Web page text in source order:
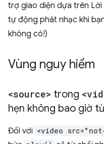
trợ giao diện dựa trên Lời
tự động phát nhạc khi
không có!)
Vùng nguy hiểm
<source> trong
hẹn không bao giờ
Đối với <video